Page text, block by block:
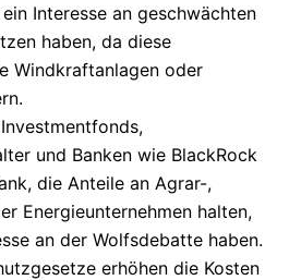
Interesse an geschwächten
haben, da diese
Windkraftanlagen oder
und Banken wie BlackRock
die Anteile an Agrar-,
Energieunternehmen halten,
an der Wolfsdebatte haben.
erhöhen die Kosten